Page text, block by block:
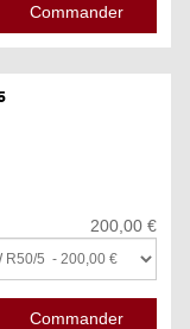
200,00 €